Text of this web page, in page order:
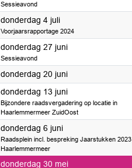
Sessieavond
donderdag 4 juli2024
Voorjaarsrapportage 2024
donderdag 27 juni2024
Sessieavond
donderdag 20 juni2024
donderdag 13 juni2024
Bijzondere raadsvergadering op locatie in
Haarlemmermeer ZuidOost
donderdag 6 juni2024
Raadsplein incl. bespreking Jaarstukken 2023
Haarlemmermeer
donderdag 30 mei2024